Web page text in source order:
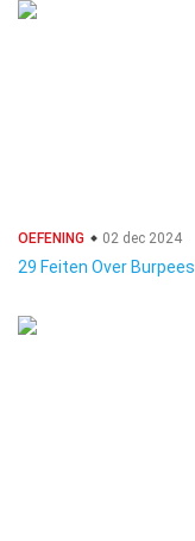
OEFENING 02 dec 2024
29 Feiten Over Burpees